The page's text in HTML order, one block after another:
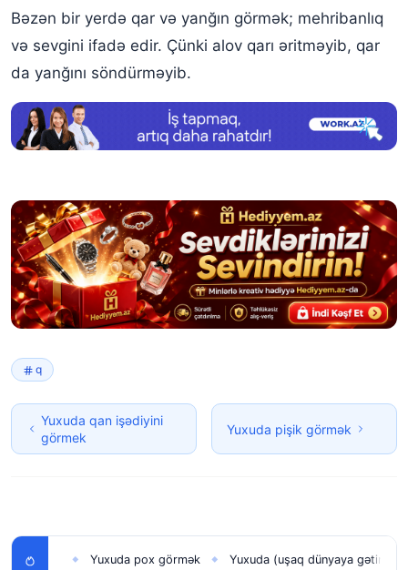
Bəzən bir yerdə qar və yanğın görmək; mehribanlıq
və sevgini ifadə edir. Çünki alov qarı əritməyib, qar
da yanğını söndürməyib.
q
Yuxuda qan işədiyini
görmek
Yuxuda pişik görmək
◆ Yuxuda pox görmək ◆ Yuxuda (uşaq dünyaya gətirmək) doğmaq